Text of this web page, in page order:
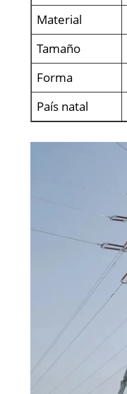
Material
Tamaño
Forma
País natal